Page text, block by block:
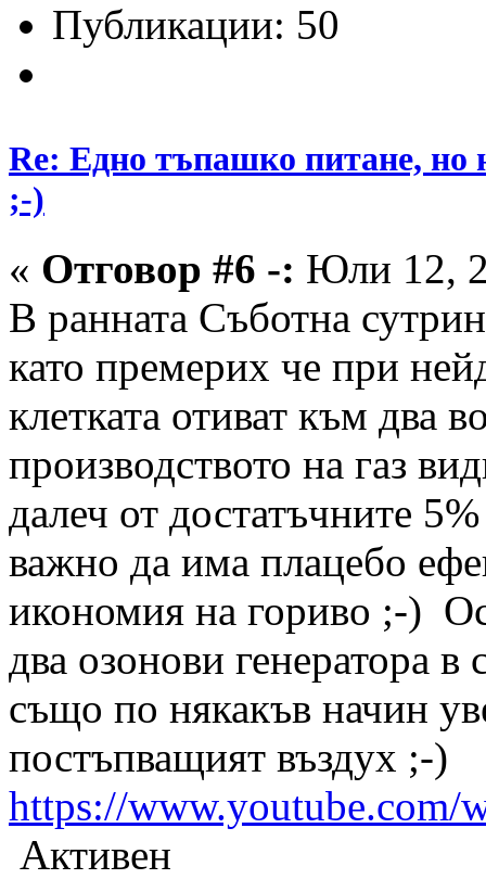
Публикации: 50
Re: Едно тъпашко питане, но
;-)
« Отговор #6 -: Юли 12,
В ранната Съботна
като премерих че при
клетката отиват към два
производството на газ
далеч от достатъчните
важно да има плацебо
икономия на гориво ;-)
два озонови генератора в
също по някакъв начин
постъпващият въздух ;-)
https://www.youtube.com/
Активен